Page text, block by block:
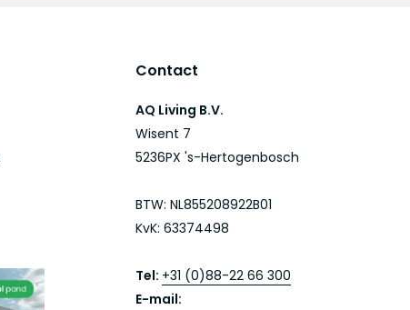
Contact
AQ Living B.V.
Wisent 7
5236PX 's-Hertogenbosch
BTW: NL855208922B01
KvK: 63374498
Tel: +31 (0)88-22 66 300
E-mail: